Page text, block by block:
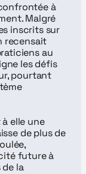
à
Malgré
inscrits sur
recensait
au
les défis
pourtant
elle une
de plus de
future à
la